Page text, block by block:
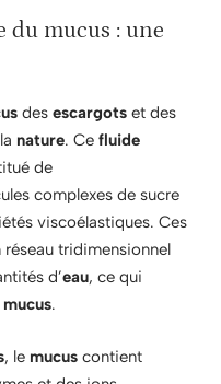
du mucus : une
des escargots et des
nature. Ce fluide
de
complexes de sucre
viscoélastiques. Ces
tridimensionnel
d’eau, ce qui
mucus.
, le mucus contient